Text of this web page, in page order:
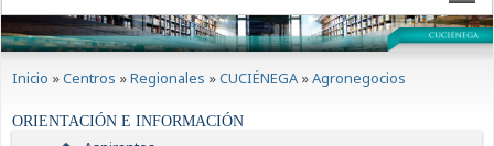
Inicio »Centros »Regionales »CUCIÉNEGA »Agronegocios
ORIENTACIÓN E INFORMACIÓN